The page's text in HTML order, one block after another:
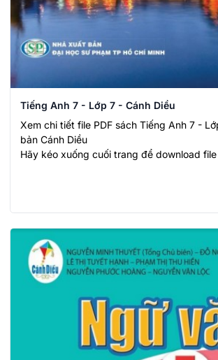
Tiếng Anh 7 - Lớp 7 - Cánh Diều
Xem chi tiết file PDF sách Tiếng Anh 7 -
bản Cánh Diều
Hãy kéo xuống cuối trang để download file